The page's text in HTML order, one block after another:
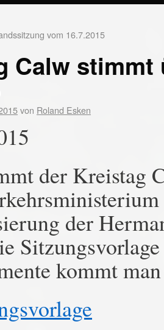
vom 16.7.2015
Calw stimmt
von Roland Esken
der Kreistag
der
kommt